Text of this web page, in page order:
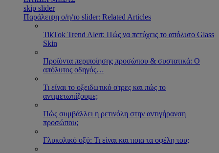
skip slider
Παράλειψη ο/η/το slider: Related Articles
TikTok Trend Alert: Πώς να πετύχεις το απόλυτο Glass
Skin
Προϊόντα περιποίησης προσώπου & συστατικά: Ο
απόλυτος οδηγός…
Τι είναι το οξειδωτικό στρες και πώς το
αντιμετωπίζουμε;
Πώς συμβάλλει η ρετινόλη στην αντιγήρανση
προσώπου;
Γλυκολικό οξύ: Τι είναι και ποια τα οφέλη του;